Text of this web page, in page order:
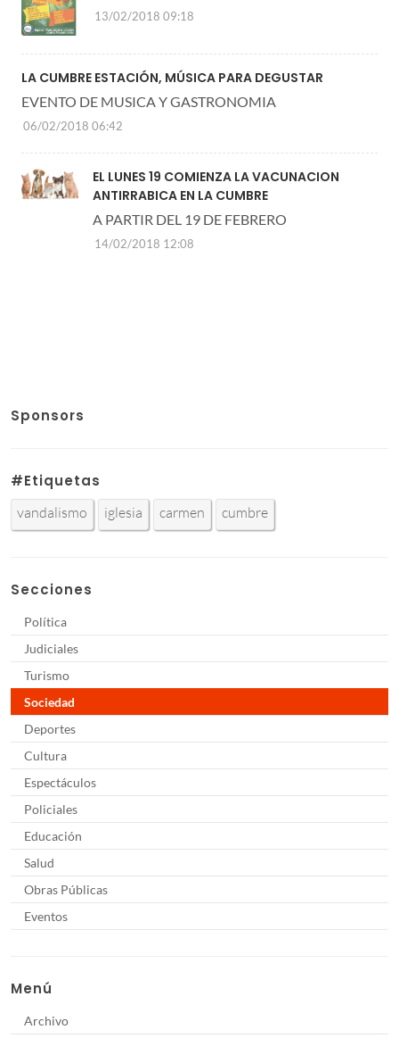
13/02/2018 09:18
LA CUMBRE ESTACIÓN, MÚSICA PARA DEGUSTAR
EVENTO DE MUSICA Y GASTRONOMIA
06/02/2018 06:42
EL LUNES 19 COMIENZA LA VACUNACION
ANTIRRABICA EN LA CUMBRE
A PARTIR DEL 19 DE FEBRERO
14/02/2018 12:08
Sponsors
#Etiquetas
vandalismo iglesia carmen cumbre
Secciones
Política
Judiciales
Turismo
Sociedad
Deportes
Cultura
Espectáculos
Policiales
Educación
Salud
Obras Públicas
Eventos
Menú
Archivo